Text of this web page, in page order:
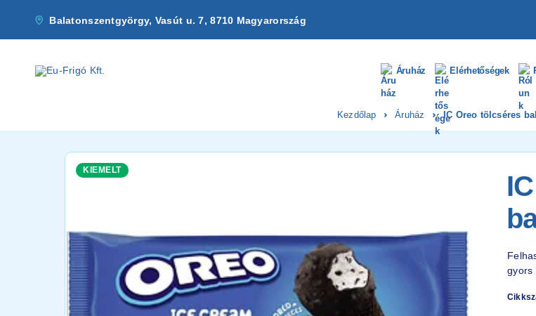
Balatonszentgyörgy, Vasút u. 7, 8710 Magyarország
Áruház Elérhetőségek
Kezdőlap Áruház IC Oreo tölcséres
KIEMELT
gyors